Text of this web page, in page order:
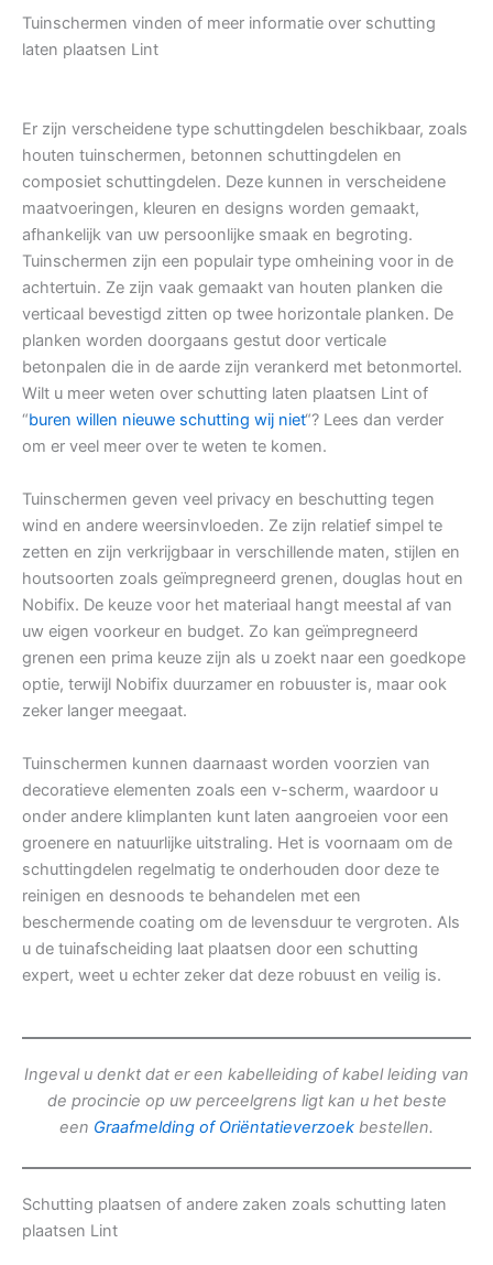
Tuinschermen vinden of meer informatie over schutting
laten plaatsen Lint
Er zijn verscheidene type schuttingdelen beschikbaar, zoals
houten tuinschermen, betonnen schuttingdelen en
composiet schuttingdelen. Deze kunnen in verscheidene
maatvoeringen, kleuren en designs worden gemaakt,
afhankelijk van uw persoonlijke smaak en begroting.
Tuinschermen zijn een populair type omheining voor in de
achtertuin. Ze zijn vaak gemaakt van houten planken die
verticaal bevestigd zitten op twee horizontale planken. De
planken worden doorgaans gestut door verticale
betonpalen die in de aarde zijn verankerd met betonmortel.
Wilt u meer weten over schutting laten plaatsen Lint of
“buren willen nieuwe schutting wij niet“? Lees dan verder
om er veel meer over te weten te komen.
Tuinschermen geven veel privacy en beschutting tegen
wind en andere weersinvloeden. Ze zijn relatief simpel te
zetten en zijn verkrijgbaar in verschillende maten, stijlen en
houtsoorten zoals geïmpregneerd grenen, douglas hout en
Nobifix. De keuze voor het materiaal hangt meestal af van
uw eigen voorkeur en budget. Zo kan geïmpregneerd
grenen een prima keuze zijn als u zoekt naar een goedkope
optie, terwijl Nobifix duurzamer en robuuster is, maar ook
zeker langer meegaat.
Tuinschermen kunnen daarnaast worden voorzien van
decoratieve elementen zoals een v-scherm, waardoor u
onder andere klimplanten kunt laten aangroeien voor een
groenere en natuurlijke uitstraling. Het is voornaam om de
schuttingdelen regelmatig te onderhouden door deze te
reinigen en desnoods te behandelen met een
beschermende coating om de levensduur te vergroten. Als
u de tuinafscheiding laat plaatsen door een schutting
expert, weet u echter zeker dat deze robuust en veilig is.
Ingeval u denkt dat er een kabelleiding of kabel leiding van
de procincie op uw perceelgrens ligt kan u het beste
een Graafmelding of Oriëntatieverzoek bestellen.
Schutting plaatsen of andere zaken zoals schutting laten
plaatsen Lint